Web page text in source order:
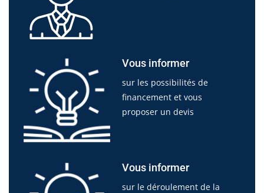
Vous informer
sur les possibilités de
financement et vous
proposer un devis
Vous informer
sur le déroulement de la